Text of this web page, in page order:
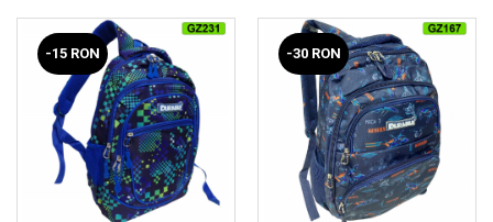
-15 RON -30 RON